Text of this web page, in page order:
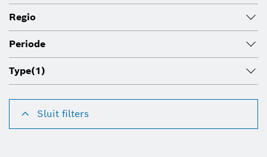
Regio
Periode
Type(1)
Sluit filters